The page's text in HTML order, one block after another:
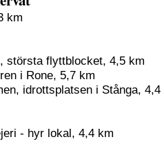
km
största flyttblocket, 4,5 km
i Rone, 5,7 km
idrottsplatsen i Stånga, 4,4
- hyr lokal, 4,4 km